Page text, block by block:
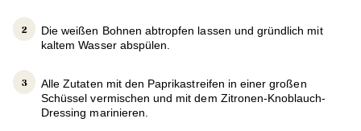
Die weißen Bohnen abtropfen lassen und gründlich mit
kaltem Wasser abspülen.
Alle Zutaten mit den Paprikastreifen in einer großen
Schüssel vermischen und mit dem Zitronen-­Knoblauch­-
Dressing marinieren.